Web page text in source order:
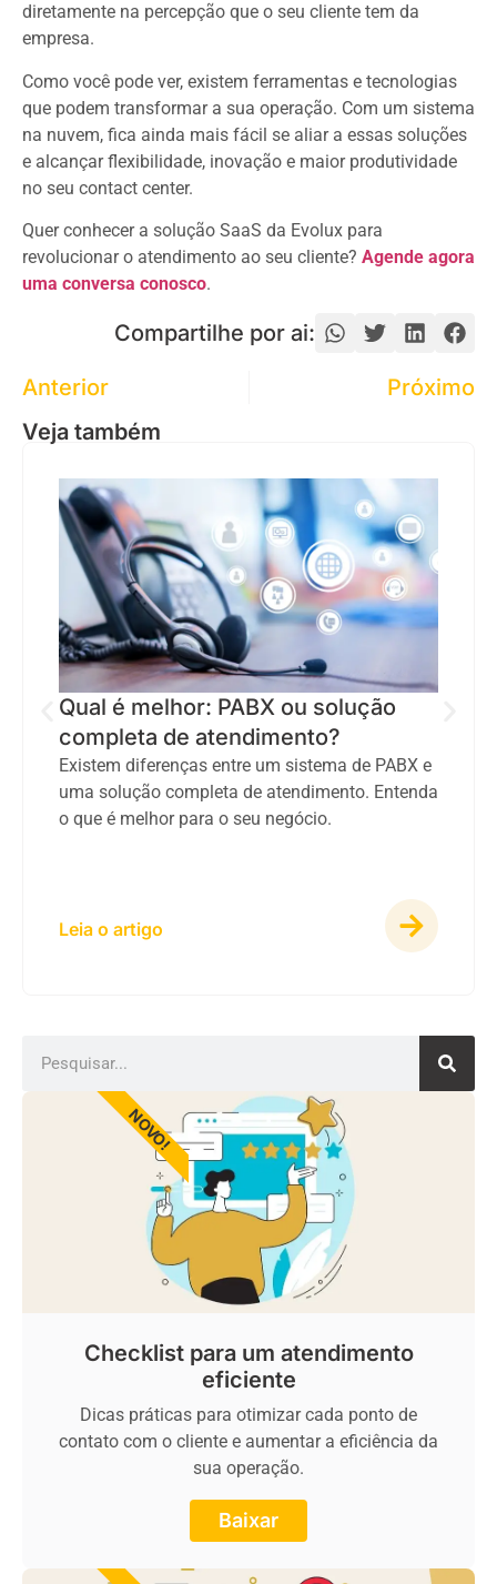
diretamente na percepção que o seu cliente tem da
empresa.
Como você pode ver, existem ferramentas e tecnologias
que podem transformar a sua operação. Com um sistema
na nuvem, fica ainda mais fácil se aliar a essas soluções
e alcançar flexibilidade, inovação e maior produtividade
no seu contact center.
Quer conhecer a solução SaaS da Evolux para
revolucionar o atendimento ao seu cliente? Agende agora
uma conversa conosco.
Compartilhe por ai:
Anterior
Próximo
Veja também
Qual é melhor: PABX ou solução
completa de atendimento?
Existem diferenças entre um sistema de PABX e
uma solução completa de atendimento. Entenda
o que é melhor para o seu negócio.
Leia o artigo
Checklist para um atendimento
eficiente
Dicas práticas para otimizar cada ponto de
contato com o cliente e aumentar a eficiência da
sua operação.
Baixar
NOVO!